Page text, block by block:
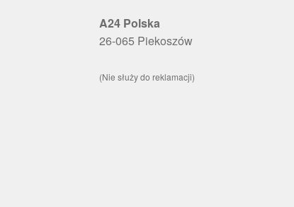
A24 Polska
26-065 Piekoszów
(Nie służy do reklamacji)